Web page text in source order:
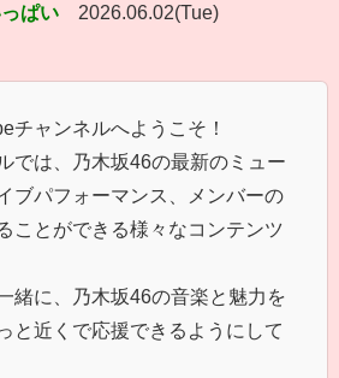
ぱい
2026.06.02(Tue)
チャンネルへようこそ！
では、乃木坂46の最新のミュー
ブパフォーマンス、メンバーの
ことができる様々なコンテンツ
緒に、乃木坂46の音楽と魅力を
と近くで応援できるようにして